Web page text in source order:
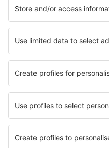
Cazare în Năvodari
Cazare în Brașov Cazare
Cazare în Gura Humorului
Cele mai bune locuri de
Cazare în Slaton Cazare